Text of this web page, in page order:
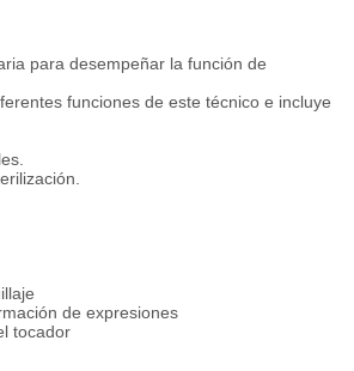
para desempeñar la función de
funciones de este técnico e incluye
de expresiones
tocador